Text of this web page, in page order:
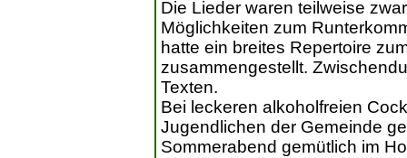
Die Lieder waren teilweise
Möglichkeiten zum
hatte ein breites Repertoire
zusammengestellt.
Texten.
Bei leckeren alkoholfreien
Jugendlichen der Gemeinde
Sommerabend gemütlich im